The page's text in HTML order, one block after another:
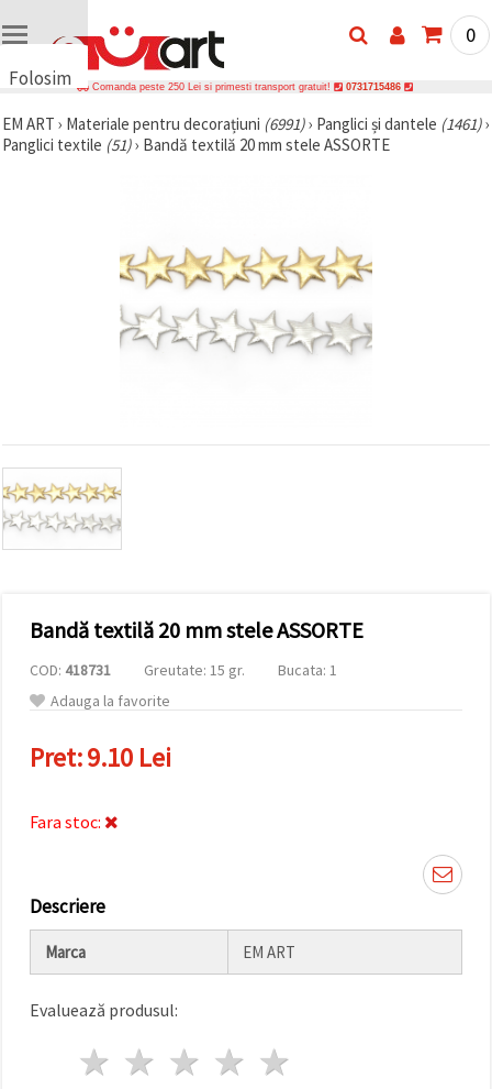
Folosim
uri
🍪 Folosim
traficul și a
afișa
conținut și
reclame
noștri de
marketing.
Puteți fi de
acord să
toate
cookie -
"acceptati
toate!" Sau
în setări
cookie -uri
dat și
pe butonul
0
Comanda peste 250 Lei si primesti transport gratuit! 0731715486
EM ART › Materiale pentru decorațiuni (6991)› Panglici și dantele (1461)›
Panglici textile (51)› Bandă textilă 20 mm stele ASSORTE
Bandă textilă 20 mm stele ASSORTE
COD: 418731 Greutate: 15 gr.
Bucata: 1
Adauga la favorite
Pret:9.10 Lei
Fara stoc:
Descriere
Marca EM ART
Evaluează produsul:
4 stele
3 stele
2 stele
1 stea